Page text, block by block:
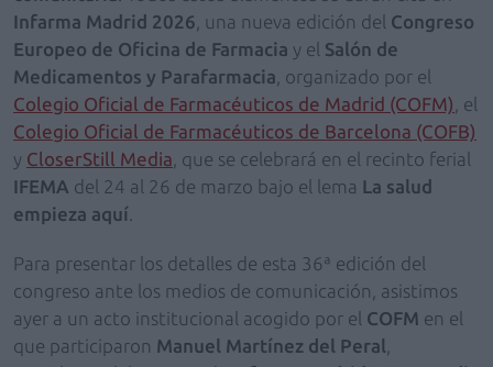
Infarma Madrid 2026 , una nueva edición del Congreso
Europeo de Oficina de Farmacia y el Salón de
Medicamentos y Parafarmacia , organizado por el
Colegio Oficial de Farmacéuticos de Madrid (COFM) , el
Colegio Oficial de Farmacéuticos de Barcelona (COFB)
y CloserStill Media , que se celebrará en el recinto ferial
IFEMA del 24 al 26 de marzo bajo el lema La salud
empieza aquí
Para presentar los detalles de esta 36ª edición del
congreso ante los medios de comunicación, asistimos
ayer a un acto institucional acogido por el COFM en el
que participaron Manuel Martínez del Peral